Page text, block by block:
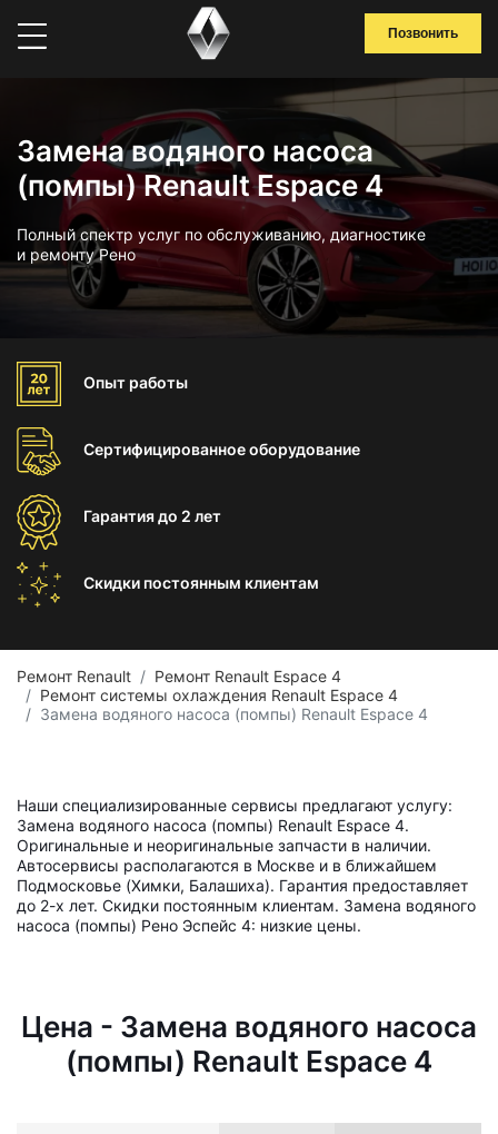
Позвонить
Замена водяного насоса
(помпы) Renault Espace 4
Полный спектр услуг по обслуживанию, диагностике
и ремонту Рено
Опыт работы
Сертифицированноеоборудование
Гарантиядо 2 лет
Скидки постоянным клиентам
Ремонт Renault
Ремонт Renault Espace 4
Ремонт системы охлаждения Renault Espace 4
Замена водяного насоса (помпы) Renault Espace 4
Наши специализированные сервисы предлагают услугу:
Замена водяного насоса (помпы) Renault Espace 4.
Оригинальные и неоригинальные запчасти в наличии.
Автосервисы располагаются в Москве и в ближайшем
Подмосковье (Химки, Балашиха). Гарантия предоставляет
до 2-х лет. Скидки постоянным клиентам. Замена водяного
насоса (помпы) Рено Эспейс 4: низкие цены.
Цена - Замена водяного насоса
(помпы) Renault Espace 4